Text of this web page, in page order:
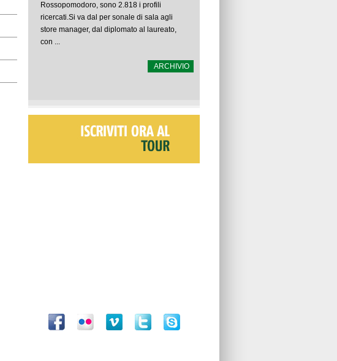
Rossopomodoro, sono 2.818 i profili
ricercati.Si va dal per sonale di sala agli
store manager, dal diplomato al laureato,
con ...
ARCHIVIO